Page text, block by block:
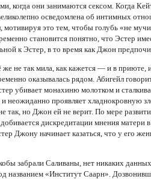
когда они занимаются сексом. Когда
осведомлена об интимных
это тем, чтобы голубь «не
становится понятно, что Эстер
к Эстер, в то время как Джон
же не так мила, как кажется — и в
оказывалась рядом. Абигейл
убивает монахиню молотком и
неожиданно проявляет хладнокровную
так, но Джон ей не верит. По мере
дискредитации мнения матери
Джону начинает казаться, что у его
забрали Саливаны, нет никаких
названием «Институт Саарн».